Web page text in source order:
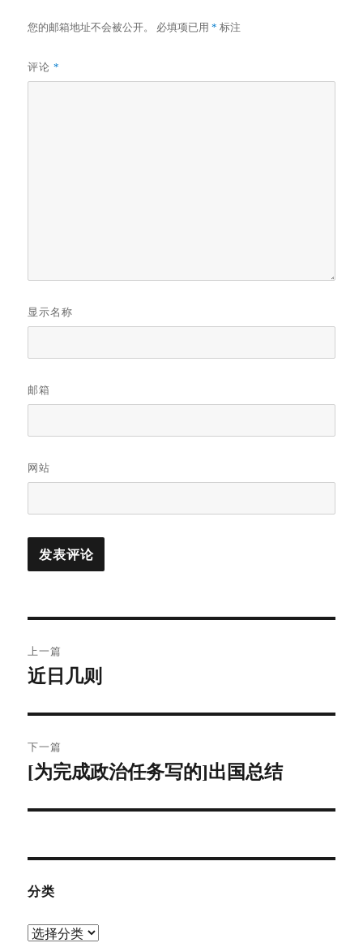
您的邮箱地址不会被公开。 必填项已用* 标注
评论*
显示名称
邮箱
网站
章
航
上一篇
上
章：
近日几则
下一篇
下
[为完成政治任务写的]出国总结
分类
分